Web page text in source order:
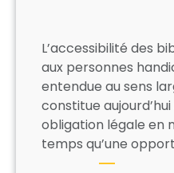
L’accessibilité des
aux personnes
entendue au sens
constitue aujourd’hui
obligation légale en
temps qu’une